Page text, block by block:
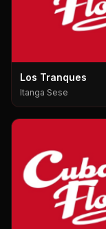
Los Tranques
Itanga Sese